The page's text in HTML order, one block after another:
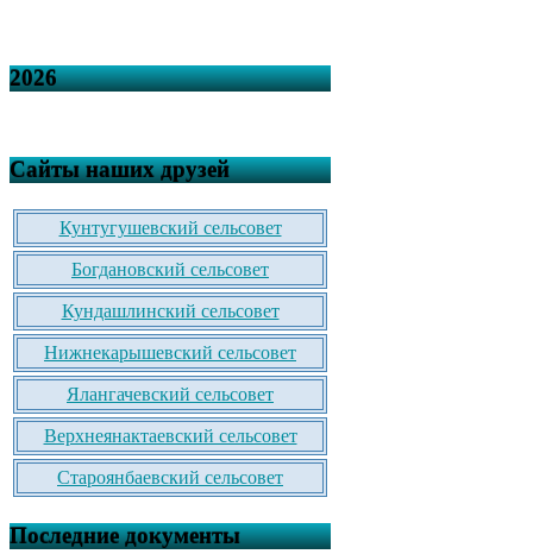
2026
Сайты наших друзей
Кунтугушевский сельсовет
Богдановский сельсовет
Кундашлинский сельсовет
Нижнекарышевский сельсовет
Ялангачевский сельсовет
Верхнеянактаевский сельсовет
Староянбаевский сельсовет
Последние документы